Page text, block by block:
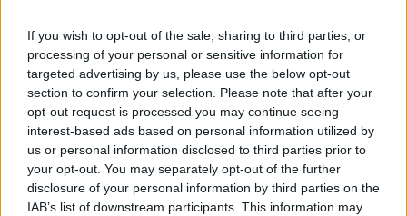
If you wish to opt-out of the sale, sharing to third parties, or
processing of your personal or sensitive information for
targeted advertising by us, please use the below opt-out
section to confirm your selection. Please note that after your
opt-out request is processed you may continue seeing
interest-based ads based on personal information utilized by
us or personal information disclosed to third parties prior to
your opt-out. You may separately opt-out of the further
disclosure of your personal information by third parties on the
IAB’s list of downstream participants. This information may
Természetesen ismét
egy, a Tisza Párttal
szembeni lejáratási
kísérletként szólalt
meg a közösségi
médiában az
egyébként súlyos
korrupciós botrány
miatt (igen lassan haladó) ügyészségi eljárás alatt álló egykori